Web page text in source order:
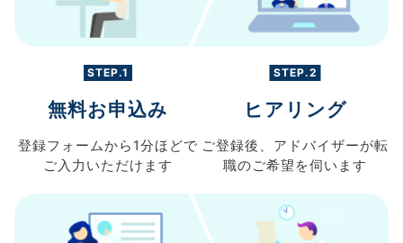
STEP.1
無料お申込み
登録フォームから 1分ほどで
ご入力 いただけます
STEP.2
ヒアリング
ご登録後、 アドバイザーが転
職のご希望を伺います